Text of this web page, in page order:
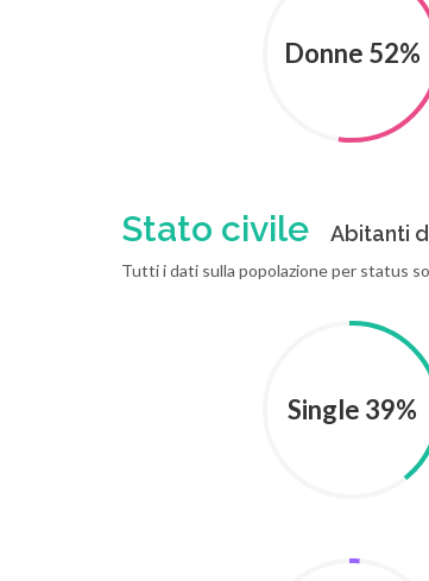
Donne 52%
Stato civile Abitanti
Tutti i dati sulla popolazione per status
Single 39%